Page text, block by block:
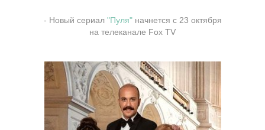
- Новый сериал"Пуля" начнется с 23 октября
на телеканале Fox TV